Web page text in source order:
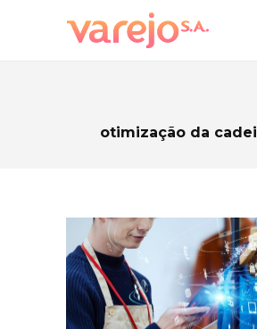
otimização da